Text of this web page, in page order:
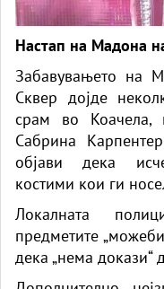
Настап на Мадона
Забавувањето на
Сквер дојде
срам во
Сабрина
објави дека
костими кои ги
Локалната
предметите
дека „нема докази“